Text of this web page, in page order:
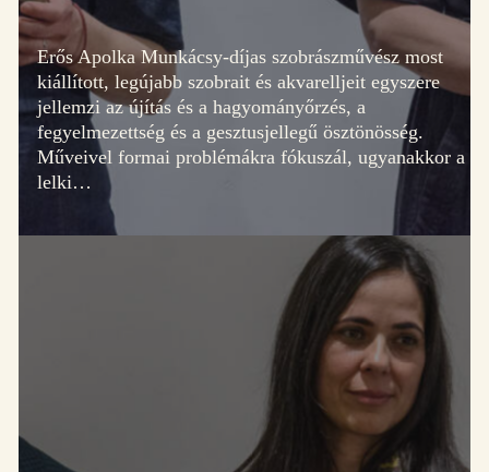
Erős Apolka Munkácsy-díjas szobrászművész most
kiállított, legújabb szobrait és akvarelljeit egyszere
jellemzi az újítás és a hagyományőrzés, a
fegyelmezettség és a gesztusjellegű ösztönösség.
Műveivel formai problémákra fókuszál, ugyanakkor a
lelki…